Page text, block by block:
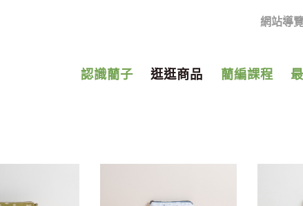
網站導
認識藺子 逛逛商品 藺編課程